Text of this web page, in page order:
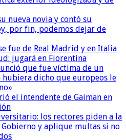
nueva novia y contó su
por fin, podemos dejar de
fue de Real Madrid y en Italia
jugará en Fiorentina
que fue víctima de un
hubiera dicho que europeos le
el intendente de Gaiman en
los rectores piden a la
y aplique multas si no